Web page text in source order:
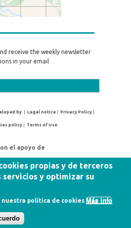
receive the weekly newsletter
in your email
by |Legal notice |Privacy Policy
policy| Terms of Use
el apoyo de
propias y de terceros
servicios y optimizar su
política de cookies Más info